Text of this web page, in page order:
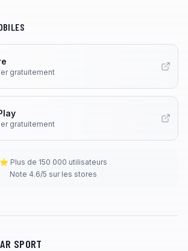
gratuitement
gratuitement
⭐ Plus de 150 000 utilisateurs
Note 4.6/5 sur les stores
SPORT